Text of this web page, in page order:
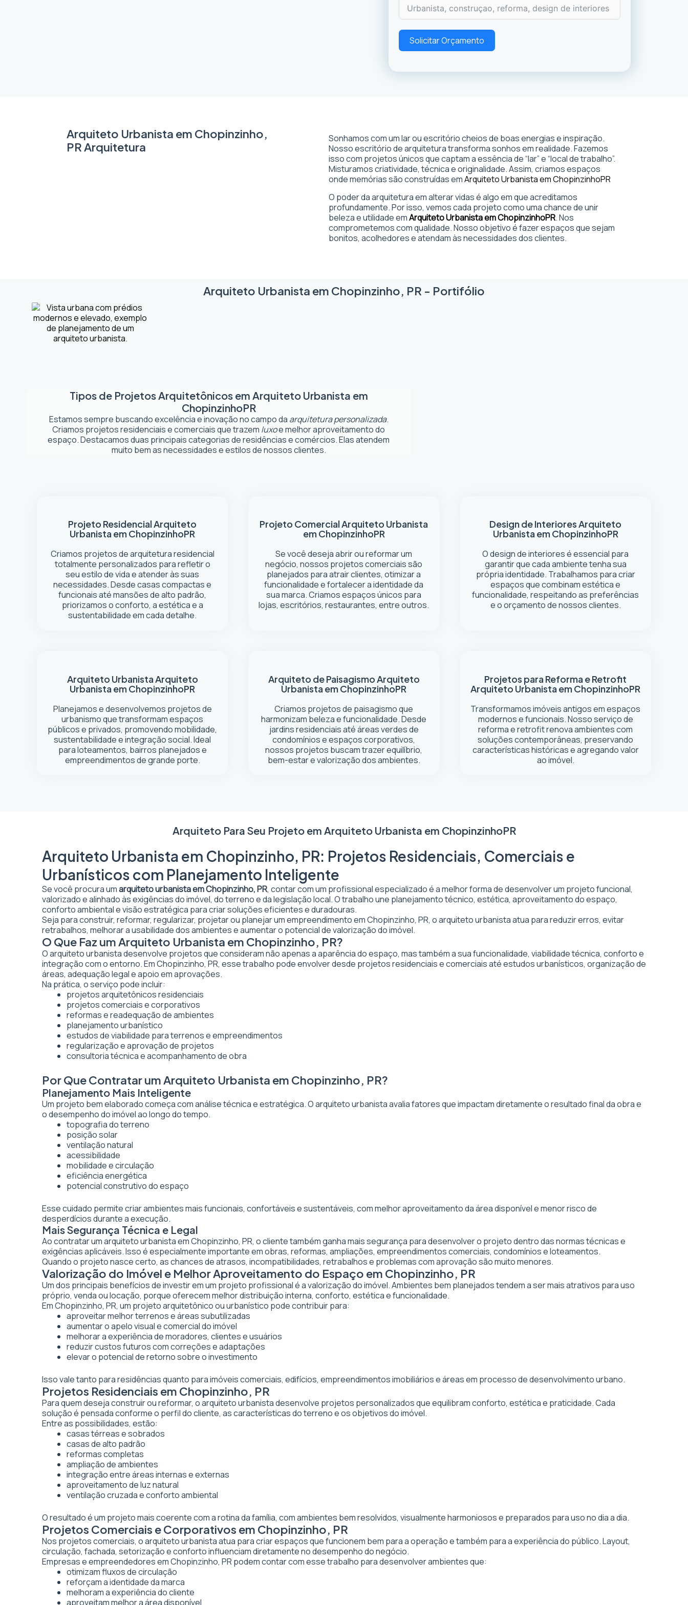
Solicitar Orçamento
Arquiteto Urbanista em Chopinzinho,
PR Arquitetura
Sonhamos com um lar ou escritório cheios de boas energias e inspiração.
Nosso escritório de arquitetura transforma sonhos em realidade. Fazemos
isso com projetos únicos que captam a essência de “lar” e “local de trabalho”.
Misturamos criatividade, técnica e originalidade. Assim, criamos espaços
onde memórias são construídas emArquiteto Urbanista em ChopinzinhoPR
O poder da arquitetura em alterar vidas é algo em que acreditamos
profundamente. Por isso, vemos cada projeto como uma chance de unir
beleza e utilidade emArquiteto Urbanista em ChopinzinhoPR. Nos
comprometemos com qualidade. Nosso objetivo é fazer espaços que sejam
bonitos, acolhedores e atendam às necessidades dos clientes.
Arquiteto Urbanista em Chopinzinho, PR - Portifólio
Tipos de Projetos Arquitetônicos em Arquiteto Urbanista em
ChopinzinhoPR
Estamos sempre buscando excelência e inovação no campo da arquitetura personalizada.
Criamos projetos residenciais e comerciais que trazem luxoe melhor aproveitamento do
espaço. Destacamos duas principais categorias de residências e comércios. Elas atendem
muito bem as necessidades e estilos de nossos clientes.
Projeto ResidencialArquiteto
Urbanista em ChopinzinhoPR
Criamos projetos de arquitetura residencial
totalmente personalizados para refletir o
seu estilo de vida e atender às suas
necessidades. Desde casas compactas e
funcionais até mansões de alto padrão,
priorizamos o conforto, a estética e a
sustentabilidade em cada detalhe.
Projeto ComercialArquiteto Urbanista
em ChopinzinhoPR
Se você deseja abrir ou reformar um
negócio, nossos projetos comerciais são
planejados para atrair clientes, otimizar a
funcionalidade e fortalecer a identidade da
sua marca. Criamos espaços únicos para
lojas, escritórios, restaurantes, entre outros.
Design de InterioresArquiteto
Urbanista em ChopinzinhoPR
O design de interiores é essencial para
garantir que cada ambiente tenha sua
própria identidade. Trabalhamos para criar
espaços que combinam estética e
funcionalidade, respeitando as preferências
e o orçamento de nossos clientes.
Arquiteto UrbanistaArquiteto
Urbanista em ChopinzinhoPR
Planejamos e desenvolvemos projetos de
urbanismo que transformam espaços
públicos e privados, promovendo mobilidade,
sustentabilidade e integração social. Ideal
para loteamentos, bairros planejados e
empreendimentos de grande porte.
Arquiteto de PaisagismoArquiteto
Urbanista em ChopinzinhoPR
Criamos projetos de paisagismo que
harmonizam beleza e funcionalidade. Desde
jardins residenciais até áreas verdes de
condomínios e espaços corporativos,
nossos projetos buscam trazer equilíbrio,
bem-estar e valorização dos ambientes.
Projetos para Reforma e Retrofit
Arquiteto Urbanista em ChopinzinhoPR
Transformamos imóveis antigos em espaços
modernos e funcionais. Nosso serviço de
reforma e retrofit renova ambientes com
soluções contemporâneas, preservando
características históricas e agregando valor
ao imóvel.
Arquiteto Para Seu Projeto em Arquiteto Urbanista em ChopinzinhoPR
Arquiteto Urbanista em Chopinzinho, PR: Projetos Residenciais, Comerciais e
Urbanísticos com Planejamento Inteligente
Se você procura umarquiteto urbanista em Chopinzinho, PR, contar com um profissional especializado é a melhor forma de desenvolver um projeto funcional,
valorizado e alinhado às exigências do imóvel, do terreno e da legislação local. O trabalho une planejamento técnico, estética, aproveitamento do espaço,
conforto ambiental e visão estratégica para criar soluções eficientes e duradouras.
Seja para construir, reformar, regularizar, projetar ou planejar um empreendimento em Chopinzinho, PR, o arquiteto urbanista atua para reduzir erros, evitar
retrabalhos, melhorar a usabilidade dos ambientes e aumentar o potencial de valorização do imóvel.
O Que Faz um Arquiteto Urbanista em Chopinzinho, PR?
O arquiteto urbanista desenvolve projetos que consideram não apenas a aparência do espaço, mas também a sua funcionalidade, viabilidade técnica, conforto e
integração com o entorno. Em Chopinzinho, PR, esse trabalho pode envolver desde projetos residenciais e comerciais até estudos urbanísticos, organização de
áreas, adequação legal e apoio em aprovações.
Na prática, o serviço pode incluir:
projetos arquitetônicos residenciais
projetos comerciais e corporativos
reformas e readequação de ambientes
planejamento urbanístico
estudos de viabilidade para terrenos e empreendimentos
regularização e aprovação de projetos
consultoria técnica e acompanhamento de obra
Por Que Contratar um Arquiteto Urbanista em Chopinzinho, PR?
Planejamento Mais Inteligente
Um projeto bem elaborado começa com análise técnica e estratégica. O arquiteto urbanista avalia fatores que impactam diretamente o resultado final da obra e
o desempenho do imóvel ao longo do tempo.
topografia do terreno
posição solar
ventilação natural
acessibilidade
mobilidade e circulação
eficiência energética
potencial construtivo do espaço
Esse cuidado permite criar ambientes mais funcionais, confortáveis e sustentáveis, com melhor aproveitamento da área disponível e menor risco de
desperdícios durante a execução.
Mais Segurança Técnica e Legal
Ao contratar um arquiteto urbanista em Chopinzinho, PR, o cliente também ganha mais segurança para desenvolver o projeto dentro das normas técnicas e
exigências aplicáveis. Isso é especialmente importante em obras, reformas, ampliações, empreendimentos comerciais, condomínios e loteamentos.
Quando o projeto nasce certo, as chances de atrasos, incompatibilidades, retrabalhos e problemas com aprovação são muito menores.
Valorização do Imóvel e Melhor Aproveitamento do Espaço em Chopinzinho, PR
Um dos principais benefícios de investir em um projeto profissional é a valorização do imóvel. Ambientes bem planejados tendem a ser mais atrativos para uso
próprio, venda ou locação, porque oferecem melhor distribuição interna, conforto, estética e funcionalidade.
Em Chopinzinho, PR, um projeto arquitetônico ou urbanístico pode contribuir para:
aproveitar melhor terrenos e áreas subutilizadas
aumentar o apelo visual e comercial do imóvel
melhorar a experiência de moradores, clientes e usuários
reduzir custos futuros com correções e adaptações
elevar o potencial de retorno sobre o investimento
Isso vale tanto para residências quanto para imóveis comerciais, edifícios, empreendimentos imobiliários e áreas em processo de desenvolvimento urbano.
Projetos Residenciais em Chopinzinho, PR
Para quem deseja construir ou reformar, o arquiteto urbanista desenvolve projetos personalizados que equilibram conforto, estética e praticidade. Cada
solução é pensada conforme o perfil do cliente, as características do terreno e os objetivos do imóvel.
Entre as possibilidades, estão:
casas térreas e sobrados
casas de alto padrão
reformas completas
ampliação de ambientes
integração entre áreas internas e externas
aproveitamento de luz natural
ventilação cruzada e conforto ambiental
O resultado é um projeto mais coerente com a rotina da família, com ambientes bem resolvidos, visualmente harmoniosos e preparados para uso no dia a dia.
Projetos Comerciais e Corporativos em Chopinzinho, PR
Nos projetos comerciais, o arquiteto urbanista atua para criar espaços que funcionem bem para a operação e também para a experiência do público. Layout,
circulação, fachada, setorização e conforto influenciam diretamente no desempenho do negócio.
Empresas e empreendedores em Chopinzinho, PR podem contar com esse trabalho para desenvolver ambientes que:
otimizam fluxos de circulação
reforçam a identidade da marca
melhoram a experiência do cliente
aproveitam melhor a área disponível